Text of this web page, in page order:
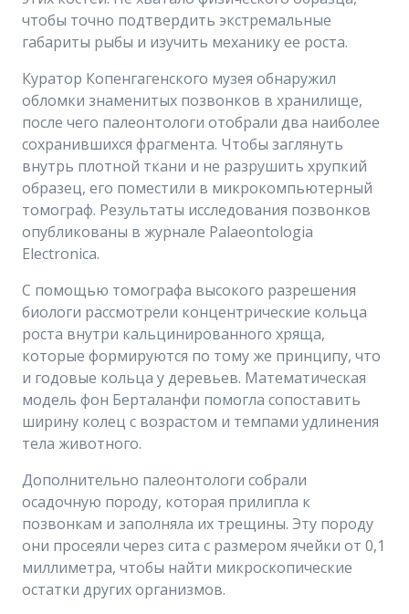
чтобы точно подтвердить экстремальные
габариты рыбы и изучить механику ее роста.
Куратор Копенгагенского музея обнаружил
обломки знаменитых позвонков в хранилище,
после чего палеонтологи отобрали два наиболее
сохранившихся фрагмента. Чтобы заглянуть
внутрь плотной ткани и не разрушить хрупкий
образец, его поместили в микрокомпьютерный
томограф. Результаты исследования позвонков
опубликованы в журнале Palaeontologia
Electronica.
С помощью томографа высокого разрешения
биологи рассмотрели концентрические кольца
роста внутри кальцинированного хряща,
которые формируются по тому же принципу, что
и годовые кольца у деревьев. Математическая
модель фон Берталанфи помогла сопоставить
ширину колец с возрастом и темпами удлинения
тела животного.
Дополнительно палеонтологи собрали
осадочную породу, которая прилипла к
позвонкам и заполняла их трещины. Эту породу
они просеяли через сита с размером ячейки от 0,1
миллиметра, чтобы найти микроскопические
остатки других организмов.